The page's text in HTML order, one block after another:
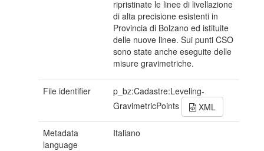
ripristinate le linee di livellazione
di alta precisione esistenti in
Provincia di Bolzano ed istituite
delle nuove linee. Sui punti CSO
sono state anche eseguite delle
misure gravimetriche.
File identifier
p_bz:Cadastre:Leveling-
GravimetricPoints
XML
Metadata
language
Italiano